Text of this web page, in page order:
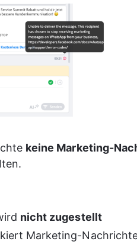
keine Marketing-
nicht zugestellt
Marketing-